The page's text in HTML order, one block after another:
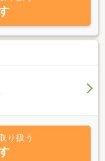
駐車場の賃貸と、収益
開に努めています。ま
に伴う不動産売却は市
お気軽にご相談下さ
の弁護士事務所「一新
に対応します。 皆様
歓迎します。どうぞ何
り扱う